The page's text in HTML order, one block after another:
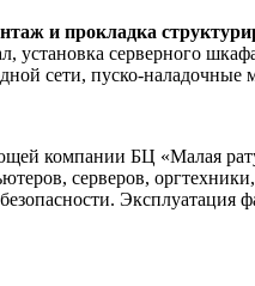
и прокладка
установка серверного
сети, пуско-наладочные
компании БЦ «Малая
серверов,
Эксплуатация